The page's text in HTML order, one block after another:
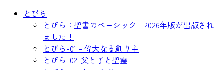
とびら
とびら：聖書のベーシック 2026年版が出版され
ました！
とびら-01 – 偉大なる創り主
とびら-02-父と子と聖霊